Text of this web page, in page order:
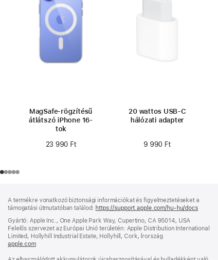
MagSafe-rögzítésű
átlátszó iPhone 16-
tok
23 990 Ft
20 wattos USB-C
hálózati adapter
9 990 Ft
A termékre vonatkozó biztonsági információkat és figyelmeztetéseket a
támogatási útmutatóban találod: https://support.apple.com/hu-hu/docs(új
meg)
Gyártó: Apple Inc., One Apple Park Way, Cupertino, CA 95014, USA
Felelős szervezet az Európai Unió területén: Apple Distribution International
Limited, Hollyhill Industrial Estate, Hollyhill, Cork, Írország
apple.com(új